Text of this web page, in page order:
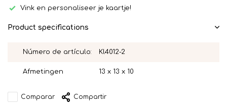
Vink en personaliseer je kaartje!
Product specifications
Número de artículo: Kl4012-2
Afmetingen 13 x 13 x 10
Comparar Compartir